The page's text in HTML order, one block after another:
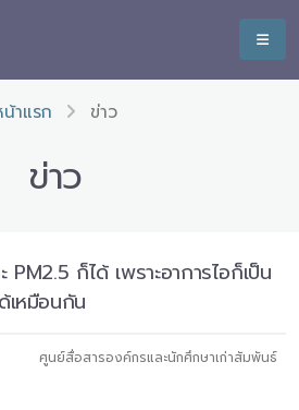
าแรก ข่าว
ข่าว
PM2.5 ก็ได้ เพราะอาการไอก็เป็น
หมือนกัน
ศูนย์สื่อสารองค์กรและนักศึกษาเก่าสัมพันธ์